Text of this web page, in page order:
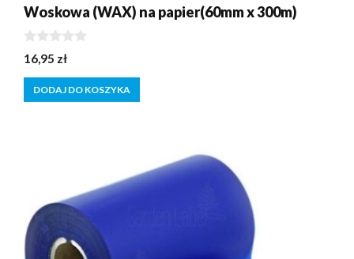
Woskowa (WAX) na papier(60mm x 300m)
0
z
5
16,95 zł
DODAJ DO KOSZYKA